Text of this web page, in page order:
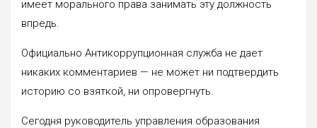
имеет морального права занимать эту должность
впредь.
Официально Антикоррупционная служба не дает
никаких комментариев — не может ни подтвердить
историю со взяткой, ни опровергнуть.
Сегодня руководитель управления образования